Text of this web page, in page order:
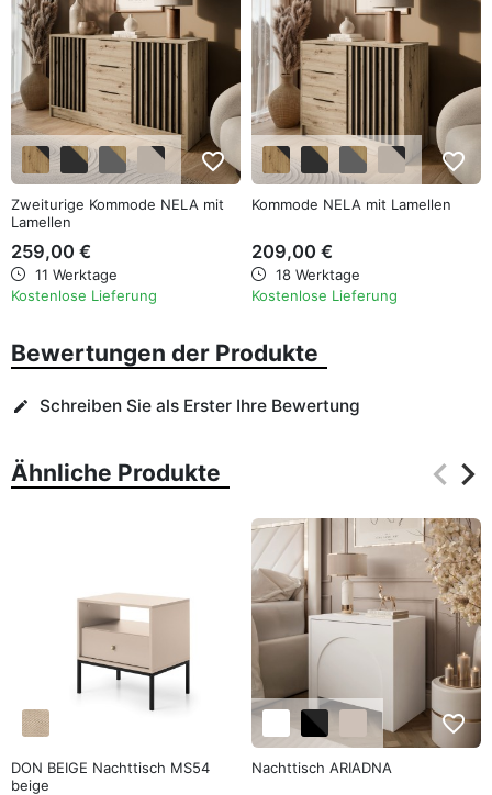
favorite_border
Zweiturige Kommode NELA mit
Lamellen
259,00 €
11 Werktage
Kostenlose Lieferung
favorite_border
Kommode NELA mit Lamellen
209,00 €
18 Werktage
Kostenlose Lieferung
Bewertungen der Produkte
edit Schreiben Sie als Erster Ihre Bewertung
Ähnliche Produkte keyboard_arrow_left
keyboard_arrow_right
DON BEIGE Nachttisch MS54
beige
favorite_border
Nachttisch ARIADNA